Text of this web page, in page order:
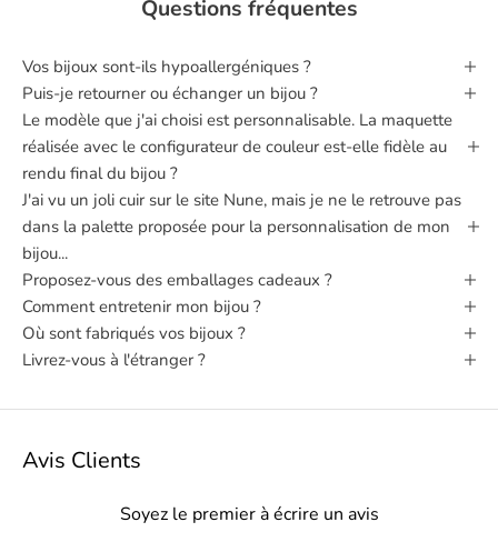
Questions fréquentes
Vos bijoux sont‑ils hypoallergéniques ?
Puis‑je retourner ou échanger un bijou ?
Le modèle que j'ai choisi est personnalisable. La maquette
réalisée avec le configurateur de couleur est-elle fidèle au
rendu final du bijou ?
J'ai vu un joli cuir sur le site Nune, mais je ne le retrouve pas
dans la palette proposée pour la personnalisation de mon
bijou...
Proposez-vous des emballages cadeaux ?
Comment entretenir mon bijou ?
Où sont fabriqués vos bijoux ?
Livrez-vous à l'étranger ?
Avis Clients
Soyez le premier à écrire un avis